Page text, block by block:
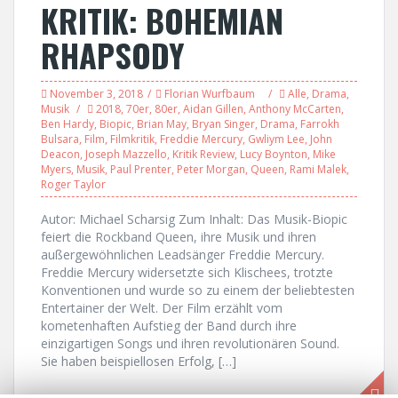
KRITIK: BOHEMIAN
RHAPSODY
November 3, 2018 Florian Wurfbaum Alle, Drama,
Musik
2018, 70er, 80er, Aidan Gillen, Anthony McCarten,
Ben Hardy, Biopic, Brian May, Bryan Singer, Drama, Farrokh
Bulsara, Film, Filmkritik, Freddie Mercury, Gwliym Lee, John
Deacon, Joseph Mazzello, Kritik Review, Lucy Boynton, Mike
Myers, Musik, Paul Prenter, Peter Morgan, Queen, Rami Malek,
Roger Taylor
Autor: Michael Scharsig Zum Inhalt: Das Musik-Biopic
feiert die Rockband Queen, ihre Musik und ihren
außergewöhnlichen Leadsänger Freddie Mercury.
Freddie Mercury widersetzte sich Klischees, trotzte
Konventionen und wurde so zu einem der beliebtesten
Entertainer der Welt. Der Film erzählt vom
kometenhaften Aufstieg der Band durch ihre
einzigartigen Songs und ihren revolutionären Sound.
Sie haben beispiellosen Erfolg, […]